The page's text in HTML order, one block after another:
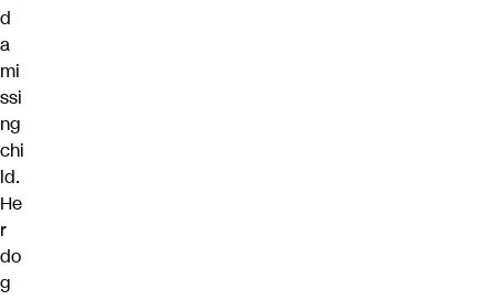
d
a
mi
ssi
ng
chi
ld.
He
r
do
g